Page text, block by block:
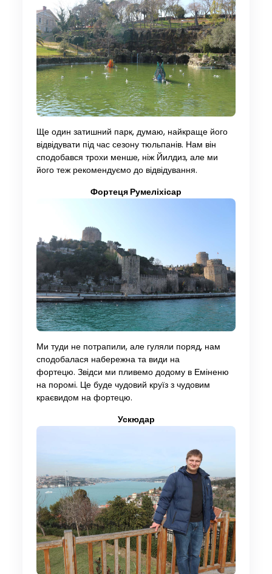
Ще один затишний парк, думаю, найкраще його
відвідувати під час сезону тюльпанів. Нам він
сподобався трохи менше, ніж Йилдиз, але ми
його теж рекомендуємо до відвідування.
Фортеця Румеліхісар
Ми туди не потрапили, але гуляли поряд, нам
сподобалася набережна та види на
фортецю. Звідси ми пливемо додому в Еміненю
на поромі. Це буде чудовий круїз з чудовим
краєвидом на фортецю.
Ускюдар